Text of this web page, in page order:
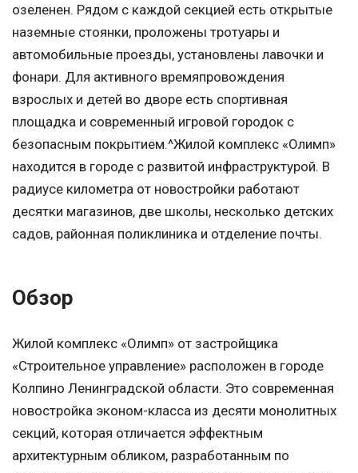
озеленен. Рядом с каждой секцией есть открытые
наземные стоянки, проложены тротуары и
автомобильные проезды, установлены лавочки и
фонари. Для активного времяпровождения
взрослых и детей во дворе есть спортивная
площадка и современный игровой городок с
безопасным покрытием.^Жилой комплекс «Олимп»
находится в городе с развитой инфраструктурой. В
радиусе километра от новостройки работают
десятки магазинов, две школы, несколько детских
садов, районная поликлиника и отделение почты.
Обзор
Жилой комплекс «Олимп» от застройщика
«Строительное управление» расположен в городе
Колпино Ленинградской области. Это современная
новостройка эконом-класса из десяти монолитных
секций, которая отличается эффектным
архитектурным обликом, разработанным по